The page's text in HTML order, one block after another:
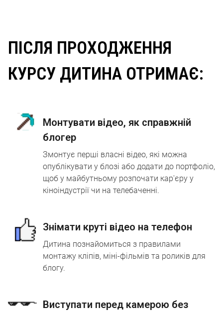
ПІСЛЯ ПРОХОДЖЕННЯ
КУРСУ ДИТИНА ОТРИМАЄ:
Монтувати відео, як справжній
блогер
Змонтує перші власні відео, які можна
опублікувати у блозі або додати до портфоліо,
щоб у майбутньому розпочати кар'єру у
кіноіндустрії чи на телебаченні.
Знімати круті відео на телефон
Дитина познайомиться з правилами
монтажу кліпів, міні-фільмів та роликів для
блогу.
Виступати перед камерою без